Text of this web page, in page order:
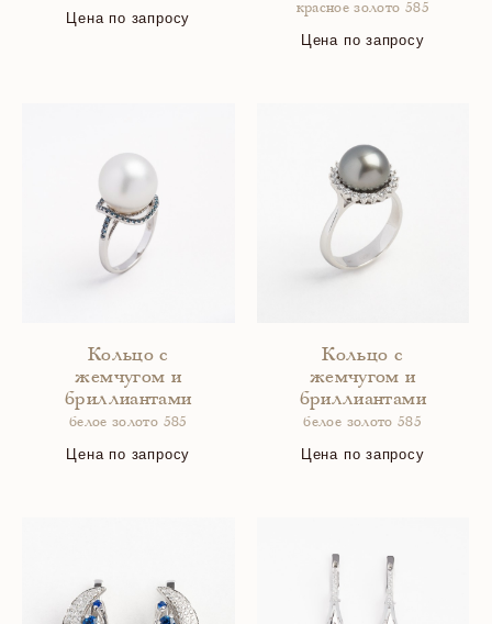
Цена по запросу
красное золото 585
Цена по запросу
Кольцо с
жемчугом и
бриллиантами
белое золото 585
Цена по запросу
Кольцо с
жемчугом и
бриллиантами
белое золото 585
Цена по запросу